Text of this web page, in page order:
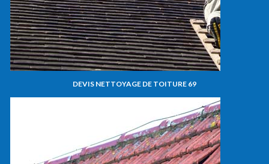
DEVIS NETTOYAGE DE TOITURE 69